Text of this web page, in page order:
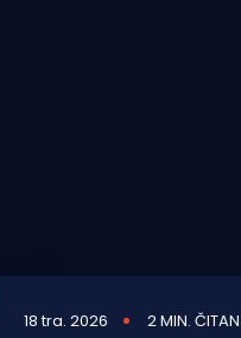
18 tra. 2026 2 MIN.